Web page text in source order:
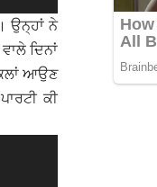
ਉਨ੍ਹਾਂ ਨੇ
ਦਿਨਾਂ
ਆਉਣ
ਕੀ